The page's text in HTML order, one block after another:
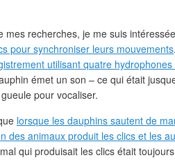
mes recherches, je me suis
pour synchroniser leurs mouvements
utilisant quatre
émet un son – ce qui était
pour vocaliser.
lorsque les dauphins sautent de
des animaux produit les clics et les
qui produisait les clics était